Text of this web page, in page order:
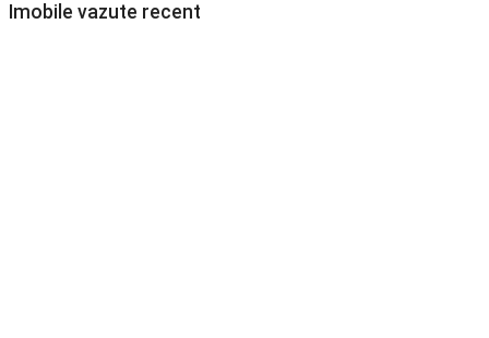
Imobile vazute recent